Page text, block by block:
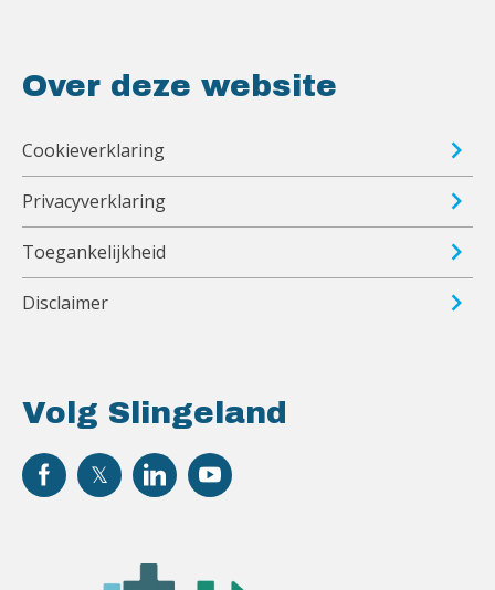
Volg Slingeland
Over deze website
Cookieverklaring
Privacyverklaring
Toegankelijkheid
Disclaimer